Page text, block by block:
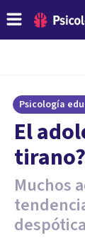
Psicología
El
tirano?
Muchos